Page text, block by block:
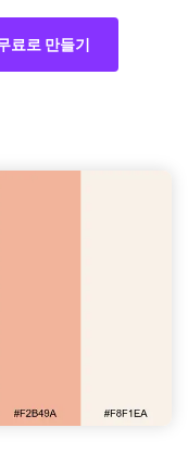
료로 만들기